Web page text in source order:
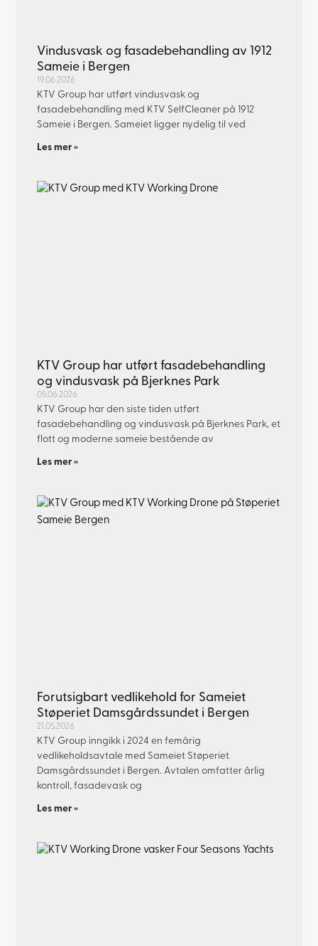
Vindusvask og fasadebehandling av 1912
Sameie i Bergen
19.06.2026
KTV Group har utført vindusvask og
fasadebehandling med KTV SelfCleaner på 1912
Sameie i Bergen. Sameiet ligger nydelig til ved
Les mer »
KTV Group har utført fasadebehandling
og vindusvask på Bjerknes Park
05.06.2026
KTV Group har den siste tiden utført
fasadebehandling og vindusvask på Bjerknes Park, et
flott og moderne sameie bestående av
Les mer »
Forutsigbart vedlikehold for Sameiet
Støperiet Damsgårdssundet i Bergen
21.05.2026
KTV Group inngikk i 2024 en femårig
vedlikeholdsavtale med Sameiet Støperiet
Damsgårdssundet i Bergen. Avtalen omfatter årlig
kontroll, fasadevask og
Les mer »